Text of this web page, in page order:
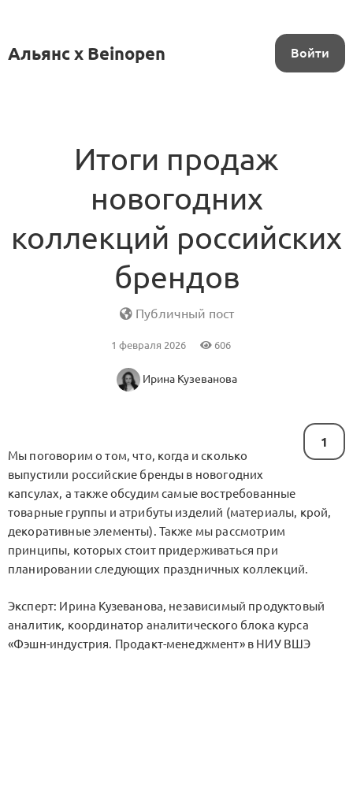
Альянс x Beinopen Войти
Итоги продаж
новогодних
коллекций российских
брендов
Публичный пост
1 февраля 2026 606
Ирина Кузеванова
1
Мы поговорим о том, что, когда и сколько
выпустили российские бренды в новогодних
капсулах, а также обсудим самые востребованные
товарные группы и атрибуты изделий (материалы, крой,
декоративные элементы). Также мы рассмотрим
принципы, которых стоит придерживаться при
планировании следующих праздничных коллекций.
Эксперт: Ирина Кузеванова, независимый продуктовый
аналитик, координатор аналитического блока курса
«Фэшн-индустрия. Продакт-менеджмент» в НИУ ВШЭ